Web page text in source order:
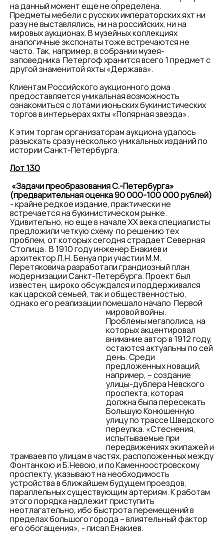
на данный момент еще не определена.
Предметы мебели с русских императорских яхт ни
разу не выставлялись, ни на российских, ни на
мировых аукционах. В музейных коллекциях
аналогичные экспонаты тоже встречаются не
часто. Так, например, в собрании музея-
заповедника Петергоф хранится всего 1 предмет с
другой знаменитой яхты «Держава».
Клиентам Российского аукционного дома
предоставляется уникальная возможность
ознакомиться с лотами июньских букинистических
торгов в интерьерах яхты «Полярная звезда».
К этим торгам организаторам аукциона удалось
разыскать сразу несколько уникальных изданий по
истории Санкт-Петербурга.
Лот 130
«Задачи преобразования С.-Петербурга»
(предварительная оценка 90 000-100 000 рублей)
- крайне редкое издание, практически не
встречается на букинистическом рынке.
Удивительно, но еще в начале XX века специалисты
предложили четкую схему по решению тех
проблем, от которых сегодня страдает Северная
Столица. В 1910 году инженер Енакиев и
архитектор Л.Н. Бенуа при участии М.М.
Перетяковича разработали грандиозный план
модернизации Санкт-Петербурга. Проект был
известен, широко обсуждался и поддерживался
как царской семьей, так и общественностью,
однако его реализации помешалоначало Первой
мировой войны.
Проблемы мегаполиса, на
которых акцентировал
внимание автор в 1912 году,
остаются актуальны по сей
день. Среди
предложенных новаций,
например, – создание
улицы-дублера Невского
проспекта, которая
должна была пересекать
Большую Конюшенную
улицу по трассе Шведского
переулка. «Стеснения,
испытываемые при
передвижениях экипажей и
трамваев по улицам в частях, расположенных между
Фонтанкою и Б.Невою, и по Каменноостровскому
проспекту, указывают на необходимость
устройства в ближайшем будущем проездов,
параллельных существующим артериям. К работам
этого порядка надлежит приступить
неотлагательно, ибо быстрота перемещений в
пределах большого города – влиятельный фактор
его обогащения», - писал Енакиев.